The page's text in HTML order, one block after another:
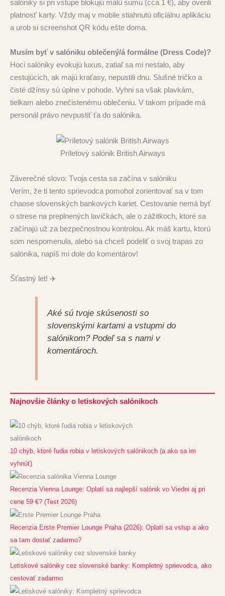
salóniky si pri vstupe blokujú malú sumu (cca 1 €), aby overili
platnosť karty. Vždy maj v mobile stiahnutú oficiálnu aplikáciu
a urob si screenshot QR kódu ešte doma.
Musím byť v salóniku oblečený/á formálne (Dress Code)?
Hoci salóniky evokujú luxus, zatiaľ sa mi nestalo, aby
cestujúcich, ak majú kraťasy, nepustili dnu. Slušné tričko a
čisté džínsy sú úplne v pohode. Vyhni sa však plavkám,
tielkam alebo znečistenému oblečeniu. V takom prípade má
personál právo nevpustiť ťa do salónika.
Príletový salónik British Airways
Záverečné slovo: Tvoja cesta sa začína v salóniku
Verím, že ti tento sprievodca pomohol zorientovať sa v tom
chaose slovenských bankových kariet. Cestovanie nemá byť
o strese na preplnených lavičkách, ale o zážitkoch, ktoré sa
začínajú už za bezpečnostnou kontrolou. Ak máš kartu, ktorú
som nespomenula, alebo sa chceš podeliť o svoj trapas zo
salónika, napíš mi dole do komentárov!
Šťastný let! ✈️
Aké sú tvoje skúsenosti so
slovenskými kartami a vstupmi do
salónikom? Podeľ sa s nami v
komentároch.
Najnovšie články o letiskových salónikoch
10 chýb, ktoré ľudia robia v letiskových salónikoch (a ako sa im
vyhnúť)
Recenzia Vienna Lounge: Oplatí sa najlepší salónik vo Viedni aj pri
cene 59 €? (Test 2026)
Recenzia Erste Premier Lounge Praha (2026): Oplatí sa vstup a ako
sa tam dostať zadarmo?
Letiskové salóniky cez slovenské banky: Kompletný sprievodca, ako
cestovať zadarmo